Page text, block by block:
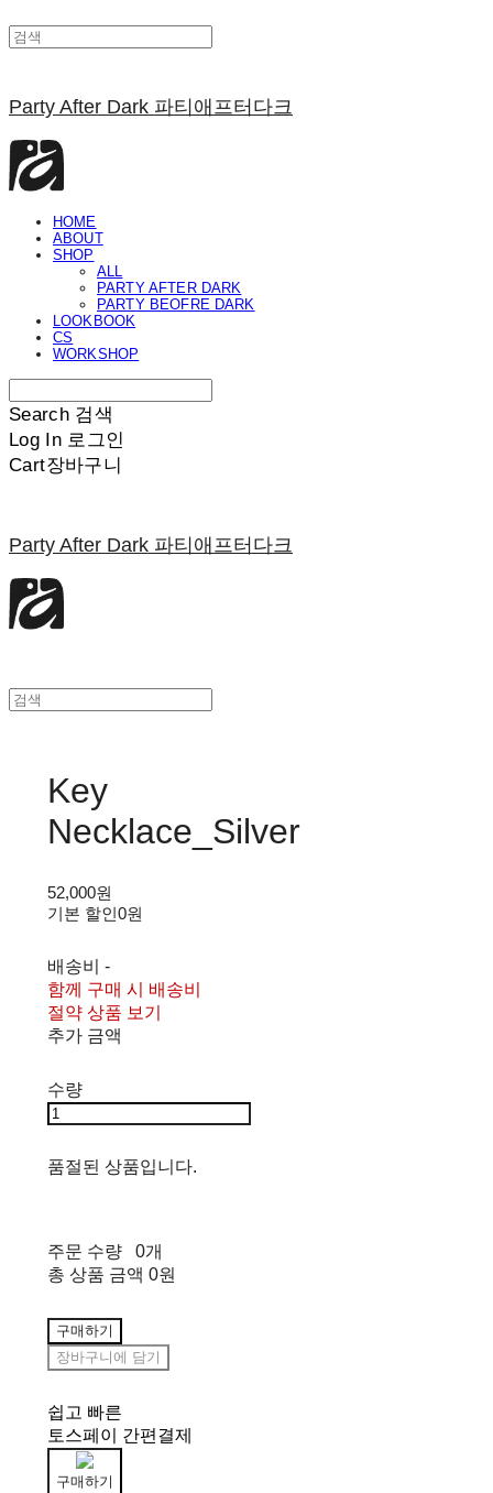
Party After Dark 파티애프터다크
HOME
ABOUT
SHOP
ALL
PARTY AFTER DARK
PARTY BEOFRE DARK
LOOKBOOK
CS
WORKSHOP
Search 검색
Log In 로그인
Cart장바구니
Party After Dark 파티애프터다크
Key
Necklace_Silver
52,000원
기본 할인0원
배송비 -
함께 구매 시 배송비
절약 상품 보기
추가 금액
수량
품절된 상품입니다.
주문 수량
0개
총 상품 금액 0원
구매하기
장바구니에 담기
쉽고 빠른
토스페이 간편결제
구매하기